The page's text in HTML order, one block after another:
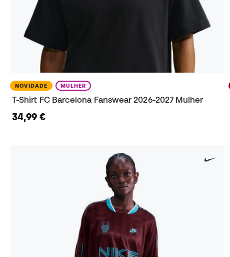
NOVIDADE MULHER
T-Shirt FC Barcelona Fanswear 2026-2027 Mulher
34,99 €